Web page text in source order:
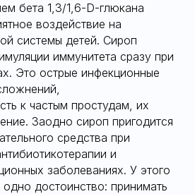
бета 1,3/1,6-D-глюкана
воздействие на
системы детей. Сироп
иммунитета сразу при
Это острые инфекционные
к частым простудам, их
Заодно сироп пригодится
средства при
и
заболеваниях. У этого
достоинство: принимать